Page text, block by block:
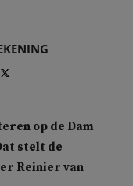
op de Dam
stelt de
Reinier van